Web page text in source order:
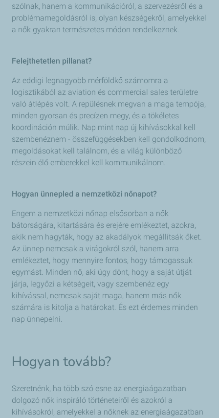
szólnak, hanem a kommunikációról, a szervezésről és a
problémamegoldásról is, olyan készségekről, amelyekkel
a nők gyakran természetes módon rendelkeznek.
Felejthetetlen pillanat?
Az eddigi legnagyobb mérföldkő számomra a
logisztikából az aviation és commercial sales területre
való átlépés volt. A repülésnek megvan a maga tempója,
minden gyorsan és precízen megy, és a tökéletes
koordináción múlik. Nap mint nap új kihívásokkal kell
szembenéznem - összefüggésekben kell gondolkodnom,
megoldásokat kell találnom, és a világ különböző
részein élő emberekkel kell kommunikálnom.
Hogyan ünnepled a nemzetközi nőnapot?
Engem a nemzetközi nőnap elsősorban a nők
bátorságára, kitartására és erejére emlékeztet, azokra,
akik nem hagyták, hogy az akadályok megállítsák őket.
Az ünnep nemcsak a virágokról szól, hanem arra
emlékeztet, hogy mennyire fontos, hogy támogassuk
egymást. Minden nő, aki úgy dönt, hogy a saját útját
járja, legyőzi a kétségeit, vagy szembenéz egy
kihívással, nemcsak saját maga, hanem más nők
számára is kitolja a határokat. És ezt érdemes minden
nap ünnepelni.
Hogyan tovább?
Szeretnénk, ha több szó esne az energiaágazatban
dolgozó nők inspiráló történeteiről és azokról a
kihívásokról, amelyekkel a nőknek az energiaágazatban